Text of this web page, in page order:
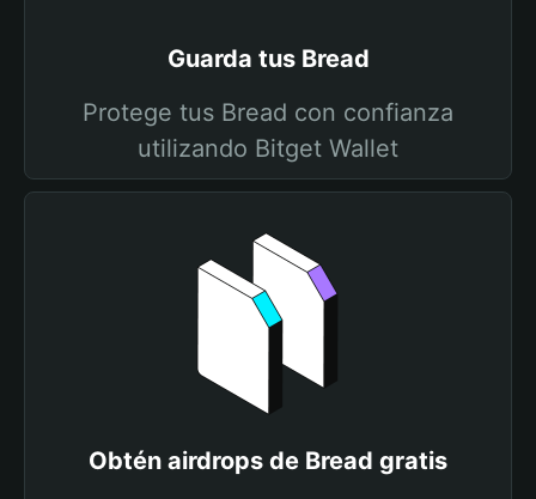
Guarda tus Bread
Protege tus Bread con confianza
utilizando Bitget Wallet
Obtén airdrops de Bread gratis